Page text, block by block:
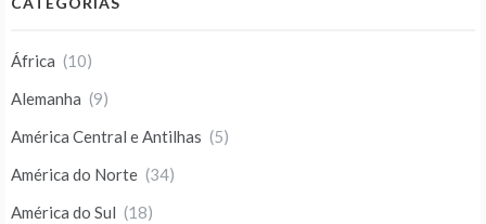
África (10)
Alemanha (9)
América Central e Antilhas (5)
América do Norte (34)
América do Sul (18)